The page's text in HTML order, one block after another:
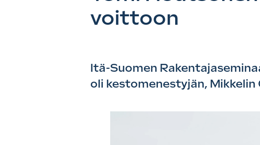
voittoon
Itä-Suomen
oli kestomenestyjän,